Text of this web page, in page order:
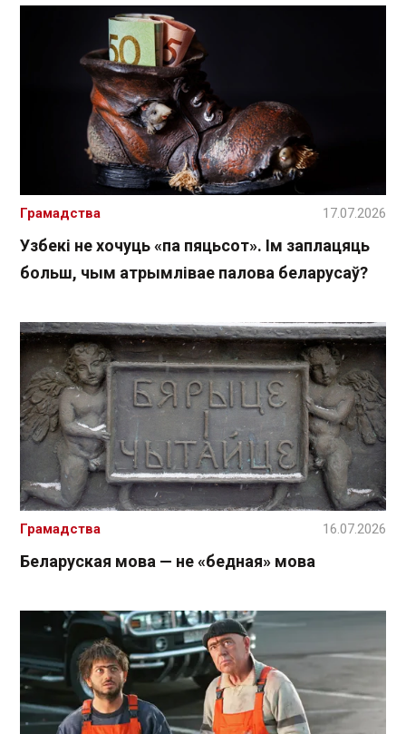
Узбекі не хочуць «па пяцьсот». Ім заплацяць
больш, чым атрымлівае палова беларусаў?
Грамадства 17.07.2026
Беларуская мова — не «бедная» мова
Грамадства 16.07.2026